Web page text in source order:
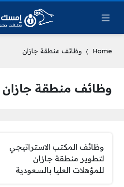
Home وظائف منطقة جازان
وظائف منطقة جازان
وظائف المكتب الاستراتيجي
لتطوير منطقة جازان
للمؤهلات العليا بالسعودية